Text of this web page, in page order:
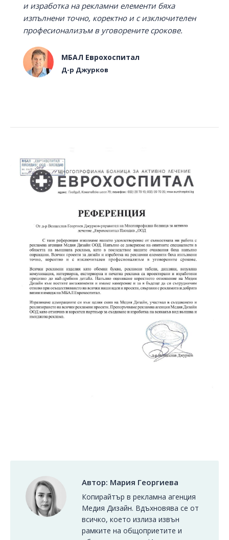
и изработка на рекламни елементи бяха
изпълнени точно, коректно и с изключителен
професионализъм в уговорените срокове.
МБАЛ Еврохоспитал
Д-р Джурков
Автор: Мария Георгиева
Копирайтър в рекламна агенция
Медия Дизайн. Вдъхновява се от
всичко, което излиза извън
рамките на общоприетите и